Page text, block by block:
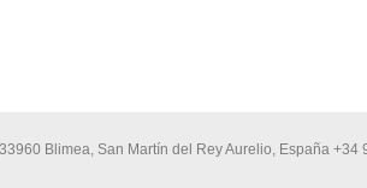
Blimea, San Martín del Rey Aurelio, España +34